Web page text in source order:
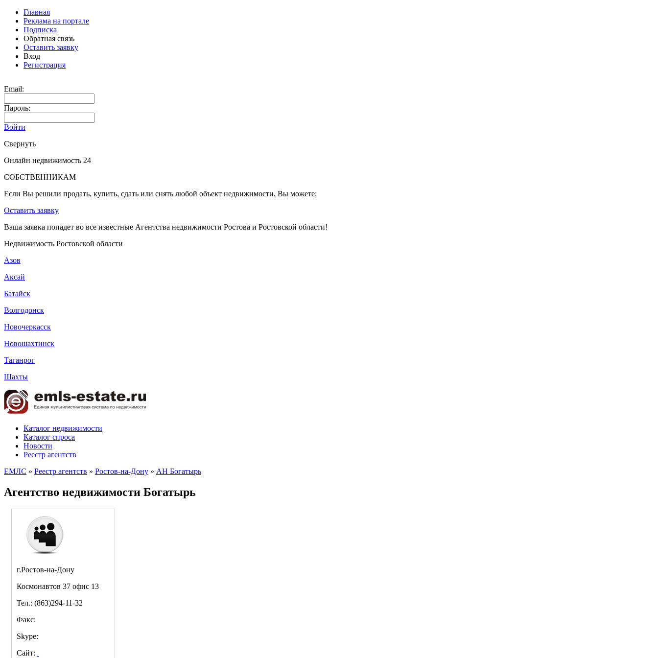
Главная
Реклама на портале
Подписка
Обратная связь
Оставить заявку
Вход
Регистрация
Email:
Пароль:
Войти
Свернуть
Онлайн недвижимость 24
СОБСТВЕННИКАМ
Если Вы решили продать, купить, сдать или снять любой объект недвижимости, Вы можете:
Оставить заявку
Ваша заявка попадет во все известные Агентства недвижимости Ростова и Ростовской области!
Недвижимость Ростовской области
Азов
Аксай
Батайск
Волгодонск
Новочеркасск
Новошахтинск
Таганрог
Шахты
Каталог недвижимости
Каталог спроса
Новости
Реестр агентств
ЕМЛС » Реестр агентств » Ростов-на-Дону » АН Богатырь
Агентство недвижимости Богатырь
г.Ростов-на-Дону
Космонавтов 37 офис 13
Тел.: (863)294-11-32
Факс:
Skype:
Сайт: